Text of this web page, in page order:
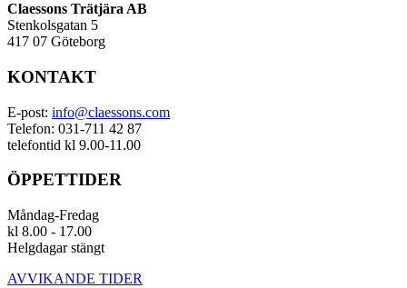
Claessons Trätjära AB
Stenkolsgatan 5
417 07 Göteborg
KONTAKT
E-post: info@claessons.com
Telefon: 031-711 42 87
telefontid kl 9.00-11.00
ÖPPETTIDER
Måndag-Fredag
kl 8.00 - 17.00
Helgdagar stängt
AVVIKANDE TIDER